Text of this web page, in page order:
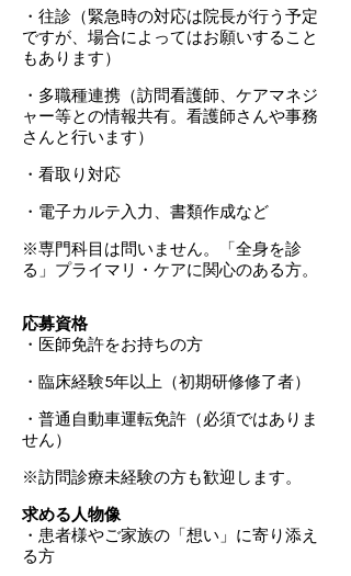
・往診（緊急時の対応は院長が行う予定
ですが、場合によってはお願いすること
もあります）
・多職種連携（訪問看護師、ケアマネジ
ャー等との情報共有。看護師さんや事務
さんと行います）
・看取り対応
・電子カルテ入力、書類作成など
​※専門科目は問いません。「全身を診
る」プライマリ・ケアに関心のある方。
応募資格
・医師免許をお持ちの方
・臨床経験5年以上（初期研修修了者）
・普通自動車運転免許（必須ではありま
せん）
※訪問診療未経験の方も歓迎します。
求める人物像
・患者様やご家族の「想い」に寄り添え
る方